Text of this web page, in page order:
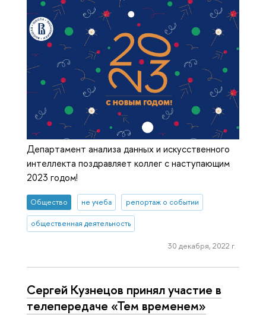
Департамент анализа данных и искусственного
интеллекта поздравляет коллег с наступающим
2023 годом!
Общество не учеба репортаж о событии
общественная деятельность
30 декабря, 2022 г.
Сергей Кузнецов принял участие в
телепередаче «Тем временем»